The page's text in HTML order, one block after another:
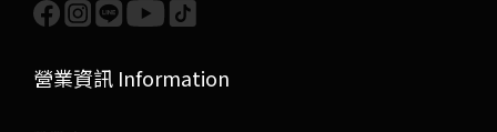
營業資訊 Information